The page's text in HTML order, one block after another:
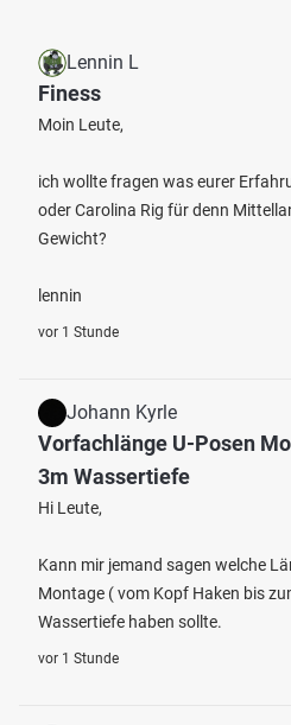
Lennin L
Finess
Moin Leute,
ich wollte fragen was eurer
oder Carolina Rig für denn
Gewicht?
lennin
vor 1 Stunde
Johann Kyrle
Vorfachlänge U-Posen
3m Wassertiefe
Hi Leute,
Kann mir jemand sagen welche
Montage ( vom Kopf Haken bis
Wassertiefe haben sollte.
vor 1 Stunde